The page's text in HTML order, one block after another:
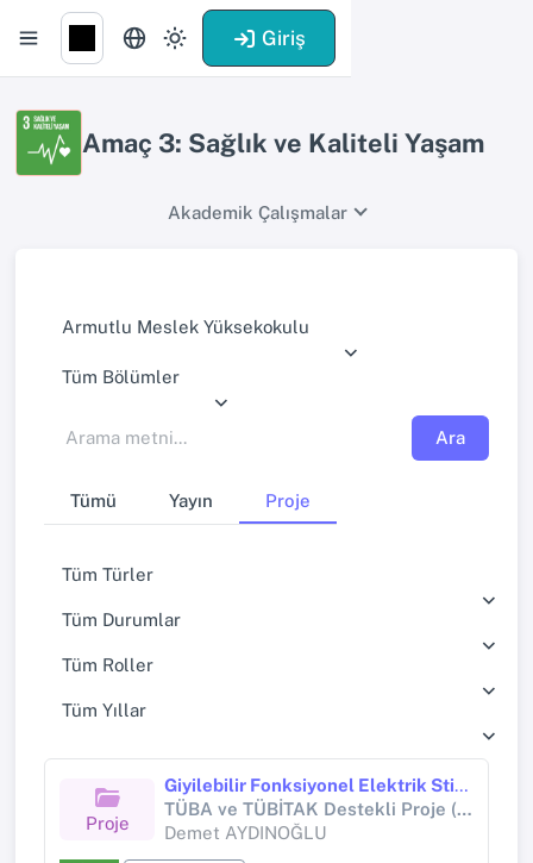
Giriş
Amaç 3: Sağlık ve Kaliteli Yaşam
Akademik Çalışmalar
Armutlu Meslek Yüksekokulu
Tüm Bölümler
Ara
Tümü Yayın Proje
Tüm Türler
Tüm Durumlar
Tüm Roller
Tüm Yıllar
Proje
Giyilebilir Fonksiyonel Elektrik Stimülasyon Sistemi
TÜBA ve TÜBİTAK Destekli Proje (TÜBİTAK PROJESİ)
Demet AYDINOĞLU